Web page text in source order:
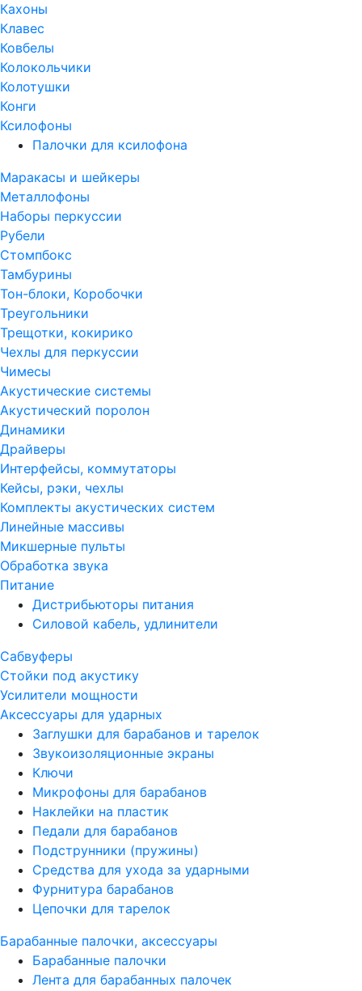
Кахоны
Клавес
Ковбелы
Колокольчики
Колотушки
Конги
Ксилофоны
Палочки для ксилофона
Маракасы и шейкеры
Металлофоны
Наборы перкуссии
Рубели
Стомпбокс
Тамбурины
Тон-блоки, Коробочки
Треугольники
Трещотки, кокирико
Чехлы для перкуссии
Чимесы
Акустические системы
Акустический поролон
Динамики
Драйверы
Интерфейсы, коммутаторы
Кейсы, рэки, чехлы
Комплекты акустических систем
Линейные массивы
Микшерные пульты
Обработка звука
Питание
Дистрибьюторы питания
Силовой кабель, удлинители
Сабвуферы
Стойки под акустику
Усилители мощности
Аксессуары для ударных
Заглушки для барабанов и тарелок
Звукоизоляционные экраны
Ключи
Микрофоны для барабанов
Наклейки на пластик
Педали для барабанов
Подструнники (пружины)
Средства для ухода за ударными
Фурнитура барабанов
Цепочки для тарелок
Барабанные палочки, аксессуары
Барабанные палочки
Лента для барабанных палочек